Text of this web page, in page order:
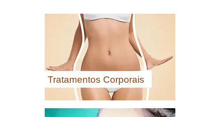
Tratamentos Corporais